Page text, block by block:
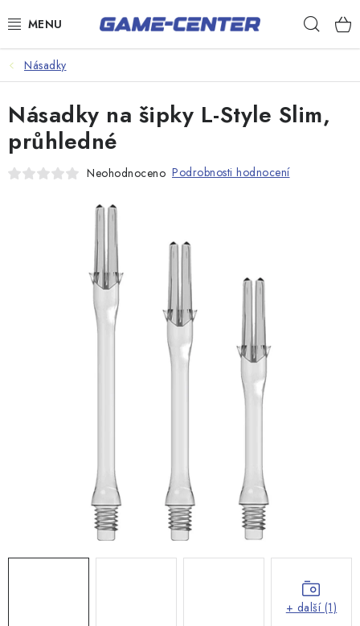
na
Šipky
Poker
Stolní fotbal
Dárkové poukazy
Dárkové poukazy
Násadky
Násadky na šipky L-Style Slim,
průhledné
Neohodnoceno Podrobnosti hodnocení
+ další (1)